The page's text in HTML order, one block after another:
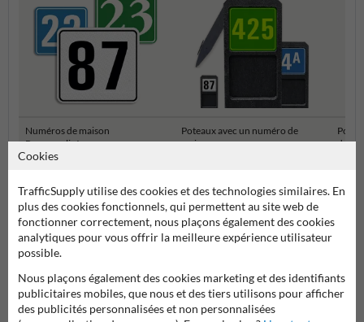
Numéros de maison
Personnalisés
Poteaux avec un numéro de
maison
de
Numéros de maison et plaques numéro de maison
Cookies
TrafficSupply utilise des cookies et des technologies similaires. En
plus des cookies fonctionnels, qui permettent au site web de
fonctionner correctement, nous plaçons également des cookies
analytiques pour vous offrir la meilleure expérience utilisateur
possible.
Nous plaçons également des cookies marketing et des identifiants
publicitaires mobiles, que nous et des tiers utilisons pour afficher
des publicités personnalisées et non personnalisées